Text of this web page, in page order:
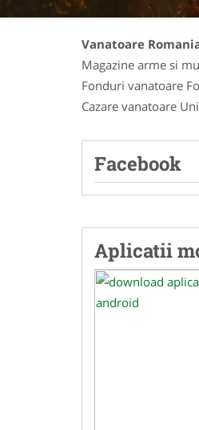
Vanatoare
Magazine arme si
Fonduri vanatoare
Cazare vanatoare
Facebook
Aplicatii